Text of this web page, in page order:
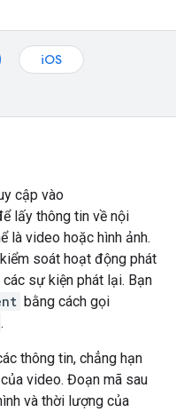
iOS
cập vào
lấy thông tin về nội
là video hoặc hình ảnh.
soát hoạt động phát
sự kiện phát lại. Bạn
bằng cách gọi
.
thông tin, chẳng hạn
video. Đoạn mã sau
và thời lượng của